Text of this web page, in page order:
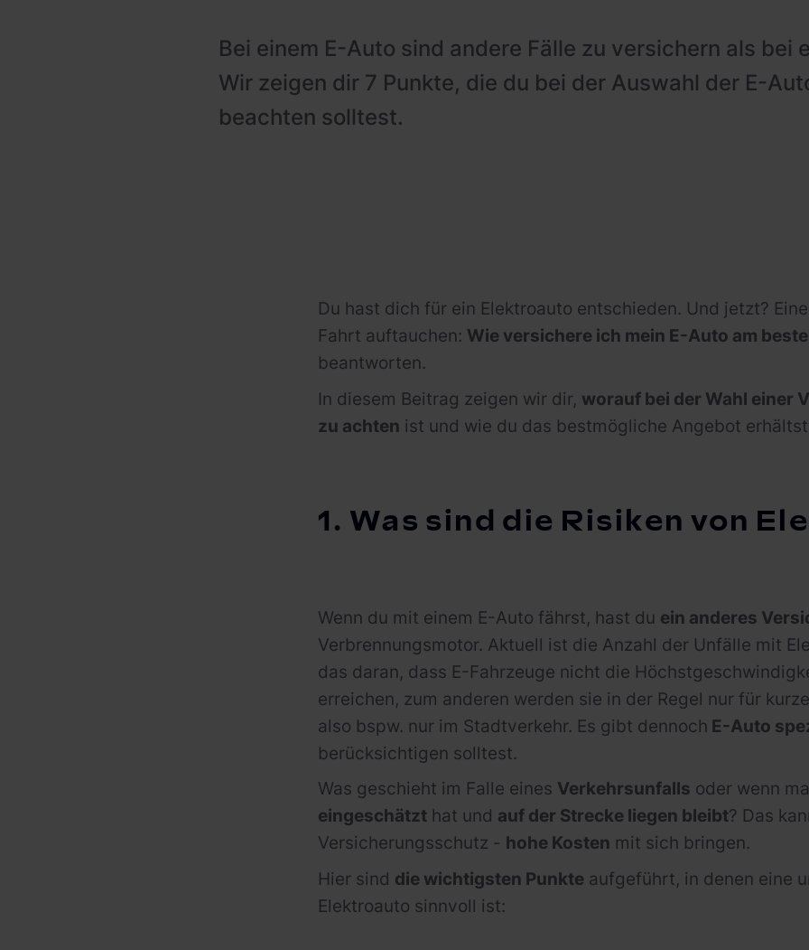
Dienstwagen Wallboxen
Balkonkraftwerke
GewerbespeicherBei einem E-Auto sind andere Fälle zu versichern als bei
Wir zeigen dir 7 Punkte, die du bei der Auswahl der E-
beachten solltest.
Du hast dich für ein Elektroauto entschieden. Und jetzt?
Fahrt auftauchen: Wie versichere ich mein E-Auto am
beantworten.
In diesem Beitrag zeigen wir dir, worauf bei der Wahl einer
zu achten ist und wie du das bestmögliche Angebot
1. Was sind die Risiken von
Wenn du mit einem E-Auto fährst, hast du ein anderes
Verbrennungsmotor. Aktuell ist die Anzahl der Unfälle mit
das daran, dass E-Fahrzeuge nicht die
erreichen, zum anderen werden sie in der Regel nur für
also bspw. nur im Stadtverkehr. Es gibt dennoch E-Auto
berücksichtigen solltest.
Was geschieht im Falle eines Verkehrsunfalls oder wenn
eingeschätzt hat und auf der Strecke liegen bleibt? Das
Versicherungsschutz - hohe Kosten mit sich bringen.
Hier sind die wichtigsten Punkte aufgeführt, in denen eine
Elektroauto sinnvoll ist: